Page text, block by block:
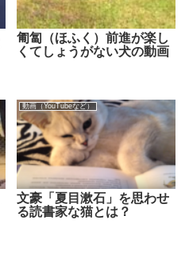
匍匐（ほふく）前進が楽し
くてしょうがない犬の動画
動画（YouTubeなど）
文豪「夏目漱石」を思わせ
る読書家な猫とは？